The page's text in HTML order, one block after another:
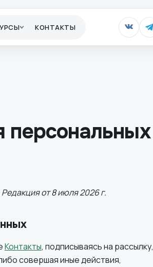
КОНТАКТЫ
персональных
от 8 июля 2026 г.
Контакты, подписываясь на рассылку,
совершая иные действия,